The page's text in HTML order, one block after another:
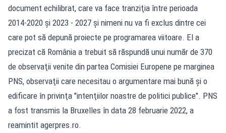
document echilibrat, care va face tranziţia între perioada
2014-2020 şi 2023 - 2027 şi nimeni nu va fi exclus dintre cei
care pot să depună proiecte pe programarea viitoare. El a
precizat că România a trebuit să răspundă unui număr de 370
de observaţii venite din partea Comisiei Europene pe marginea
PNS, observaţii care necesitau o argumentare mai bună şi o
edificare în privinţa "intenţiilor noastre de politici publice". PNS
a fost transmis la Bruxelles în data 28 februarie 2022, a
reamintit agerpres.ro.